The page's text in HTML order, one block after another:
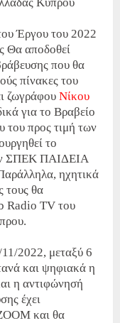
Έργου του 2022
Θα αποδοθεί
που θα
πίνακες του
ζωγράφου Νίκου
για το Βραβείο
του προς τιμή των
το
ΣΠΕΚ ΠΑΙΔΕΙΑ
ηχητικά
τους θα
Radio TV του
2022, μεταξύ 6
και ψηφιακά η
η αντιφώνησή
έχει
ΖΟΟΜ και θα